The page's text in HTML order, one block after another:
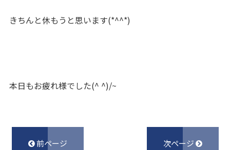
きちんと休もうと思います(*^^*)
本日もお疲れ様でした(^ ^)/~
前ページ 次ページ